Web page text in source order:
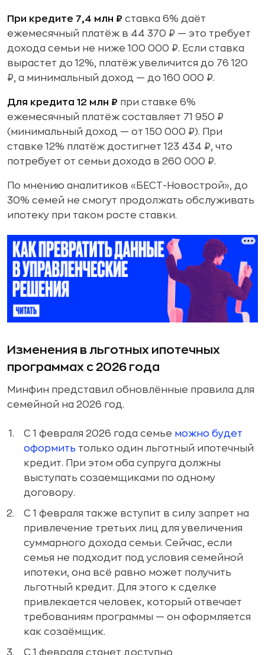
При кредите 7,4 млн ₽ ставка 6% даёт
ежемесячный платёж в 44 370 ₽ — это требует
дохода семьи не ниже 100 000 ₽. Если ставка
вырастет до 12%, платёж увеличится до 76 120
₽, а минимальный доход — до 160 000 ₽.
Для кредита 12 млн ₽ при ставке 6%
ежемесячный платёж составляет 71 950 ₽
(минимальный доход — от 150 000 ₽). При
ставке 12% платёж достигнет 123 434 ₽, что
потребует от семьи дохода в 260 000 ₽.
По мнению аналитиков «БЕСТ-Новострой», до
30% семей не смогут продолжать обслуживать
ипотеку при таком росте ставки.
Изменения в льготных ипотечных
программах с 2026 года
Минфин представил обновлённые правила для
семейной на 2026 год.
С 1 февраля 2026 года семье можно будет
оформить только один льготный ипотечный
кредит. При этом оба супруга должны
выступать созаемщиками по одному
договору.
С 1 февраля также вступит в силу запрет на
привлечение третьих лиц для увеличения
суммарного дохода семьи. Сейчас, если
семья не подходит под условия семейной
ипотеки, она всё равно может получить
льготный кредит. Для этого к сделке
привлекается человек, который отвечает
требованиям программы — он оформляется
как созаёмщик.
С 1 февраля станет доступно